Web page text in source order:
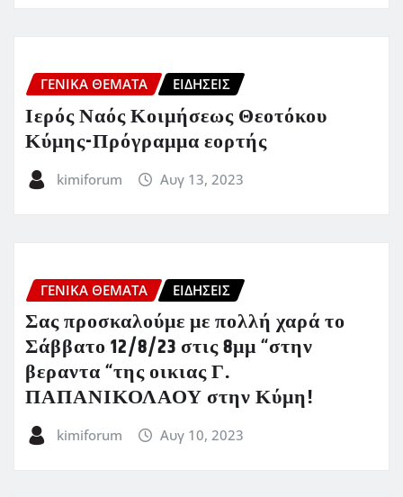
ΓΕΝΙΚΑ ΘΕΜΑΤΑ ΕΙΔΗΣΕΙΣ
Ιερός Ναός Κοιμήσεως Θεοτόκου
Κύμης-Πρόγραμμα εορτής
kimiforum Αυγ 13, 2023
ΓΕΝΙΚΑ ΘΕΜΑΤΑ ΕΙΔΗΣΕΙΣ
Σας προσκαλούμε με πολλή χαρά το
Σάββατο 12/8/23 στις 8μμ “στην
βεραντα “της οικιας Γ.
ΠΑΠΑΝΙΚΟΛΑΟΥ στην Κύμη!
kimiforum Αυγ 10, 2023